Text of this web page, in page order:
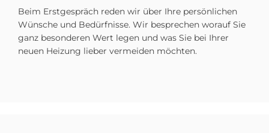
Beim Erstgespräch reden wir über Ihre persönlichen
Wünsche und Bedürfnisse. Wir besprechen worauf Sie
ganz besonderen Wert legen und was Sie bei Ihrer
neuen Heizung lieber vermeiden möchten.